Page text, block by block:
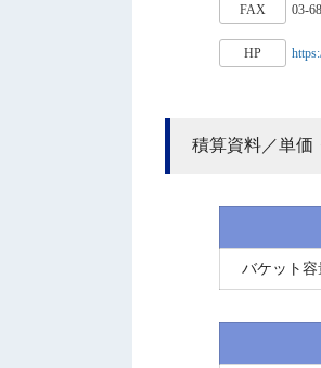
FAX 03-
HP
積算資料／単価
バケット容